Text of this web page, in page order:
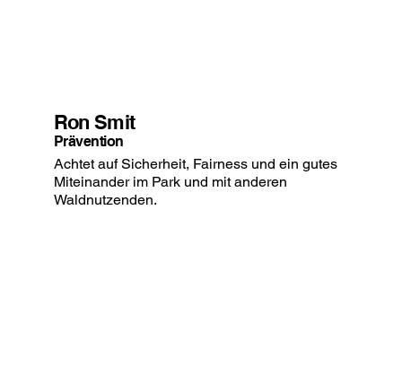
Ron Smit
Prävention
Achtet auf Sicherheit, Fairness und ein gutes
Miteinander im Park und mit anderen
Waldnutzenden.